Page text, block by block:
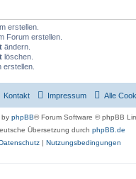
erstellen.
Forum erstellen.
ändern.
löschen.
erstellen.
Alle
Impressum
Kontakt
by phpBB® Forum Software © phpBB
Übersetzung durch phpBB.de
| Nutzungsbedingungen